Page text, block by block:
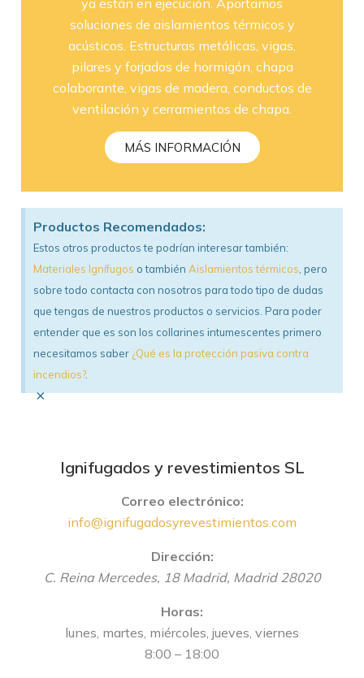
soluciones de aislamientos térmicos y
acústicos. Estructuras metálicas, vigas,
pilares y forjados de hormigón, chapa
colaborante, vigas de madera, conductos de
ventilación y cerramientos de chapa.
MÁS INFORMACIÓN
Productos Recomendados:
Estos otros productos te podrían interesar también:
Materiales Ignífugos o también Aislamientos térmicos , pero
sobre todo contacta con nosotros para todo tipo de dudas
que tengas de nuestros productos o servicios. Para poder
entender que es son los collarines intumescentes primero
necesitamos saber ¿Qué es la protección pasiva contra
incendios?.
×
Ignifugados y revestimientos SL
Correo electrónico:
info@ignifugadosyrevestimientos.com
Dirección:
C. Reina Mercedes, 18 Madrid, Madrid 28020
Horas:
lunes, martes, miércoles, jueves, viernes
8:00 – 18:00